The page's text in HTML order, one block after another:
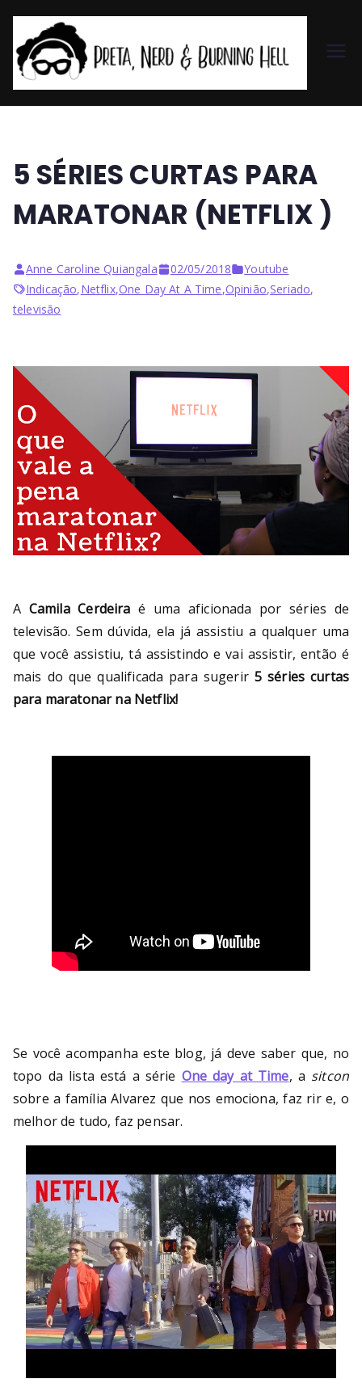
et
a,
N
er
d
Bu
rni
ng
He
5 SÉRIES CURTAS PARA
MARATONAR (NETFLIX )
Anne Caroline Quiangala 02/05/2018
Youtube
Indicação,Netflix,One Day At A Time,Opinião,Seriado,
televisão
A Camila Cerdeira é uma aficionada por séries de
televisão. Sem dúvida, ela já assistiu a qualquer uma
que você assistiu, tá assistindo e vai assistir, então é
mais do que qualificada para sugerir 5 séries curtas
para maratonar na Netflix!
Se você acompanha este blog, já deve saber que, no
topo da lista está a série One day at Time, a sitcon
sobre a família Alvarez que nos emociona, faz rir e, o
melhor de tudo, faz pensar.